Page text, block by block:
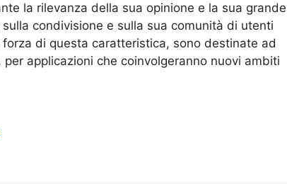
la rilevanza della sua opinione e la sua grande
condivisione e sulla sua comunità di utenti
di questa caratteristica, sono destinate ad
applicazioni che coinvolgeranno nuovi ambiti